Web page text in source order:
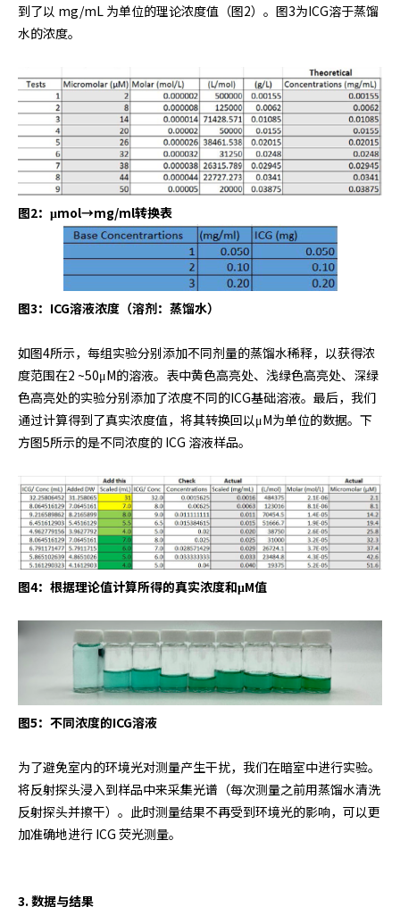
到了以 mg/mL 为单位的理论浓度值（图2）。图3为ICG溶于蒸馏
水的浓度。
图2：μmol→mg/ml转换表
图3：ICG溶液浓度（溶剂：蒸馏水）
如图4所示，每组实验分别添加不同剂量的蒸馏水稀释，以获得浓
度范围在2 ~50μM的溶液。表中黄色高亮处、浅绿色高亮处、深绿
色高亮处的实验分别添加了浓度不同的ICG基础溶液。最后，我们
通过计算得到了真实浓度值，将其转换回以μM为单位的数据。下
方图5所示的是不同浓度的 ICG 溶液样品。
图4：根据理论值计算所得的真实浓度和μM值
图5：不同浓度的ICG溶液
为了避免室内的环境光对测量产生干扰，我们在暗室中进行实验。
将反射探头浸入到样品中来采集光谱（每次测量之前用蒸馏水清洗
反射探头并擦干）。此时测量结果不再受到环境光的影响，可以更
加准确地进行 ICG 荧光测量。
3. 数据与结果